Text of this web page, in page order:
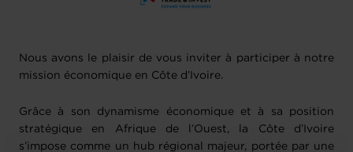
Nous avons le plaisir de vous inviter à participer à notre
mission économique en Côte d’Ivoire.
Grâce à son dynamisme économique et à sa position
stratégique en Afrique de l’Ouest, la Côte d’Ivoire
s’impose comme un hub régional majeur, portée par une